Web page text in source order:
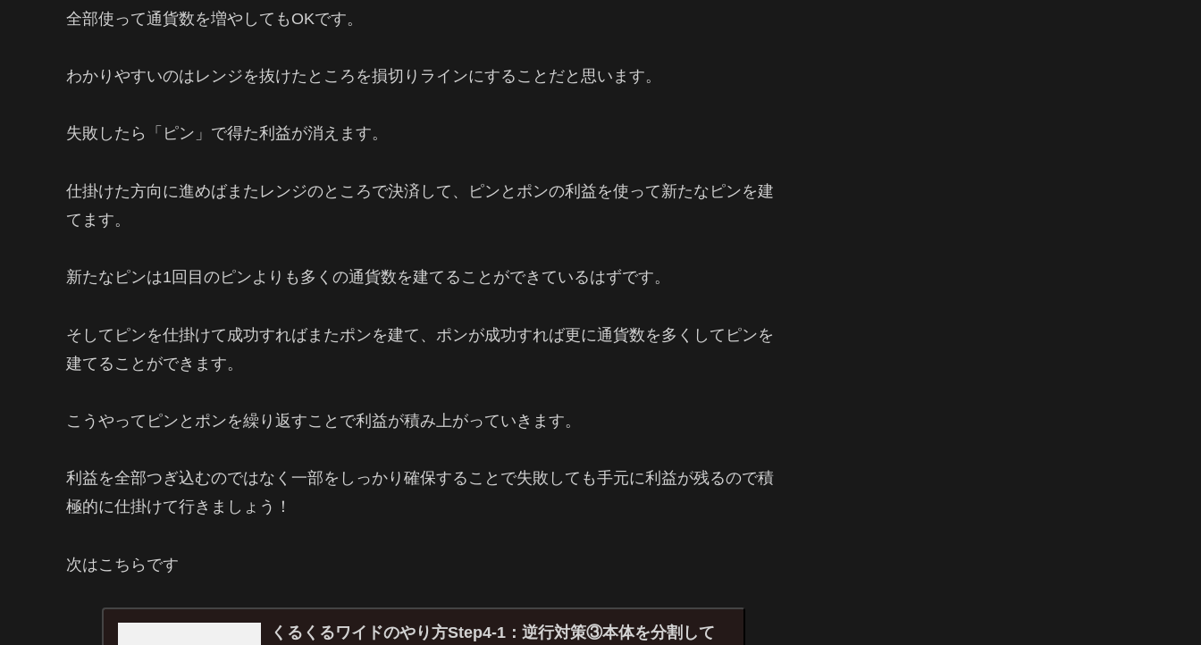
全部使って通貨数を増やしてもOKです。
わかりやすいのはレンジを抜けたところを損切りラインにすることだと思います。
失敗したら「ピン」で得た利益が消えます。
仕掛けた方向に進めばまたレンジのところで決済して、ピンとポンの利益を使って新たなピンを建
てます。
新たなピンは1回目のピンよりも多くの通貨数を建てることができているはずです。
そしてピンを仕掛けて成功すればまたポンを建て、ポンが成功すれば更に通貨数を多くしてピンを
建てることができます。
こうやってピンとポンを繰り返すことで利益が積み上がっていきます。
利益を全部つぎ込むのではなく一部をしっかり確保することで失敗しても手元に利益が残るので積
極的に仕掛けて行きましょう！
次はこちらです
くるくるワイドのやり方Step4-1：逆行対策③本体を分割して